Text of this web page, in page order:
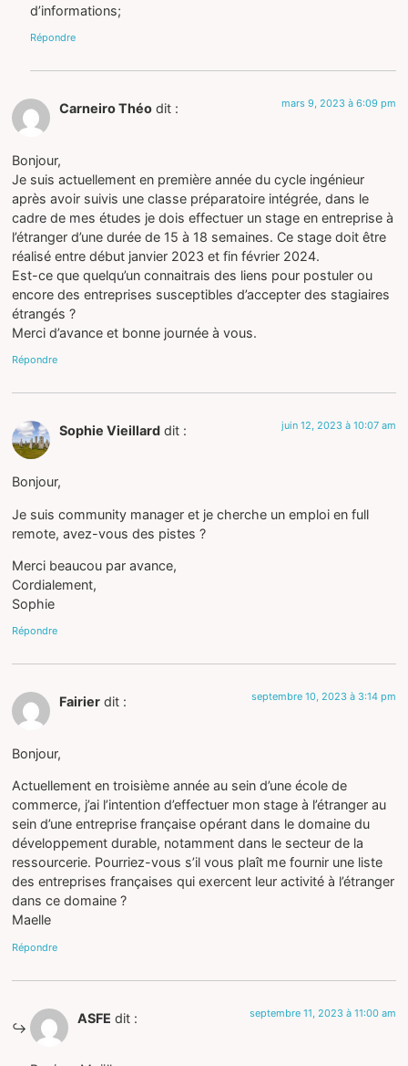
d’informations;
Répondre
Carneiro Théo dit : mars 9, 2023 à 6:09 pm
Bonjour,
Je suis actuellement en première année du cycle ingénieur
après avoir suivis une classe préparatoire intégrée, dans le
cadre de mes études je dois effectuer un stage en entreprise à
l’étranger d’une durée de 15 à 18 semaines. Ce stage doit être
réalisé entre début janvier 2023 et fin février 2024.
Est-ce que quelqu’un connaitrais des liens pour postuler ou
encore des entreprises susceptibles d’accepter des stagiaires
étrangés ?
Merci d’avance et bonne journée à vous.
Répondre
Sophie Vieillard dit : juin 12, 2023 à 10:07 am
Bonjour,
Je suis community manager et je cherche un emploi en full
remote, avez-vous des pistes ?
Merci beaucou par avance,
Cordialement,
Sophie
Répondre
Fairier dit : septembre 10, 2023 à 3:14 pm
Bonjour,
Actuellement en troisième année au sein d’une école de
commerce, j’ai l’intention d’effectuer mon stage à l’étranger au
sein d’une entreprise française opérant dans le domaine du
développement durable, notamment dans le secteur de la
ressourcerie. Pourriez-vous s’il vous plaît me fournir une liste
des entreprises françaises qui exercent leur activité à l’étranger
dans ce domaine ?
Maelle
Répondre
ASFE dit : septembre 11, 2023 à 11:00 am